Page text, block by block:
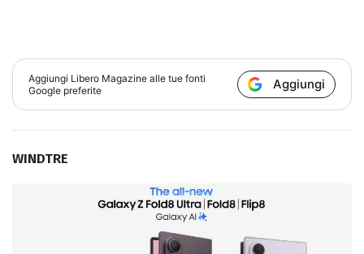
Aggiungi Libero Magazine alle tue fonti
Google preferite
Aggiungi
WINDTRE